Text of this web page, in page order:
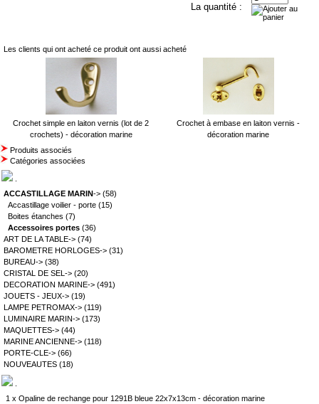
La quantité :
Les clients qui ont acheté ce produit ont aussi acheté
Crochet simple en laiton vernis (lot de 2
crochets) - décoration marine
Crochet à embase en laiton vernis -
décoration marine
Produits associés
Catégories associées
ACCASTILLAGE MARIN-> (58)
Accastillage voilier - porte (15)
Boites étanches (7)
Accessoires portes (36)
ART DE LA TABLE-> (74)
BAROMETRE HORLOGES-> (31)
BUREAU-> (38)
CRISTAL DE SEL-> (20)
DECORATION MARINE-> (491)
JOUETS - JEUX-> (19)
LAMPE PETROMAX-> (119)
LUMINAIRE MARIN-> (173)
MAQUETTES-> (44)
MARINE ANCIENNE-> (118)
PORTE-CLE-> (66)
NOUVEAUTES (18)
1 x Opaline de rechange pour 1291B bleue 22x7x13cm - décoration marine